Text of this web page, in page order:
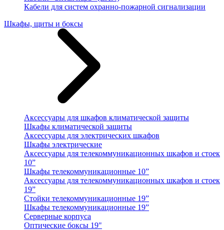
Кабели для систем охранно-пожарной сигнализации
Шкафы, щиты и боксы
Аксессуары для шкафов климатической защиты
Шкафы климатической защиты
Аксессуары для электрических шкафов
Шкафы электрические
Аксессуары для телекоммуникационных шкафов и стоек
10”
Шкафы телекоммуникационные 10”
Аксессуары для телекоммуникационных шкафов и стоек
19”
Стойки телекоммуникационные 19”
Шкафы телекоммуникационные 19”
Серверные корпуса
Оптические боксы 19"